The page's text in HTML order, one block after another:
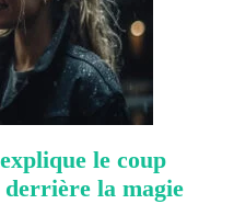
le coup
la magie